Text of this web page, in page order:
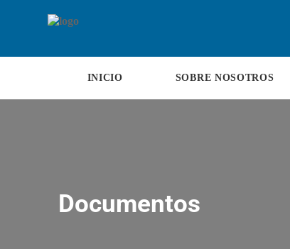
INICIO SOBRE NOSOTROS
Documentos